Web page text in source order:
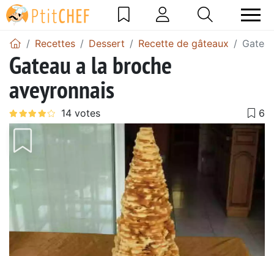
Recettes Dessert Recette de gâteaux
Gateau a la broche
aveyronnais